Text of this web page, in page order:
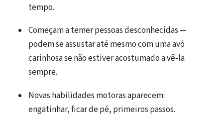
tempo.
Começam a temer pessoas desconhecidas —
podem se assustar até mesmo com uma avó
carinhosa se não estiver acostumado a vê-la
sempre.
Novas habilidades motoras aparecem:
engatinhar, ficar de pé, primeiros passos.